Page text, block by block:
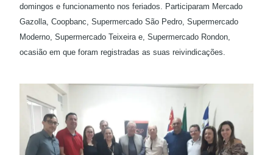
domingos e funcionamento nos feriados. Participaram Mercado
Gazolla, Coopbanc, Supermercado São Pedro, Supermercado
Moderno, Supermercado Teixeira e, Supermercado Rondon,
ocasião em que foram registradas as suas reivindicações.